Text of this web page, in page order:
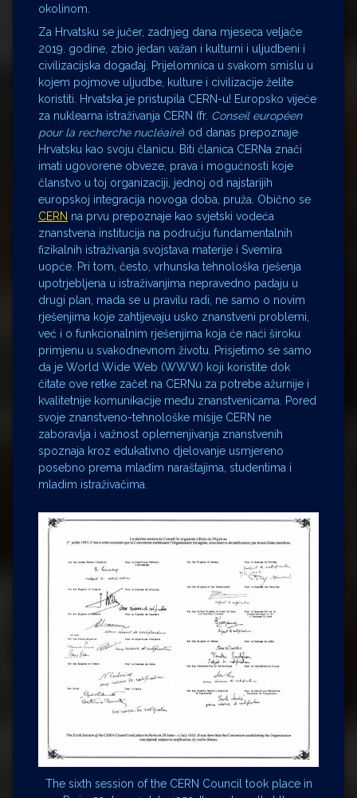
okolinom.
Za Hrvatsku se jučer, zadnjeg dana mjeseca veljače
2019. godine, zbio jedan važan i kulturni i uljudbeni i
civilizacijska događaj. Prijelomnica u svakom smislu u
kojem pojmove uljudbe, kulture i civilizacije želite
koristiti. Hrvatska je pristupila CERN-u! Europsko vijeće
za nuklearna istraživanja CERN (fr. Conseil européen
pour la recherche nucléaire) od danas prepoznaje
Hrvatsku kao svoju članicu. Biti članica CERNa znači
imati ugovorene obveze, prava i mogućnosti koje
članstvo u toj organizaciji, jednoj od najstarijih
europskoj integracija novoga doba, pruža. Obično se
CERN na prvu prepoznaje kao svjetski vodeća
znanstvena institucija na području fundamentalnih
fizikalnih istraživanja svojstava materije i Svemira
uopće. Pri tom, često, vrhunska tehnološka rješenja
upotrjebljena u istraživanjima nepravedno padaju u
drugi plan, mada se u pravilu radi, ne samo o novim
rješenjima koje zahtijevaju usko znanstveni problemi,
već i o funkcionalnim rješenjima koja će naći široku
primjenu u svakodnevnom životu. Prisjetimo se samo
da je World Wide Web (WWW) koji koristite dok
čitate ove retke začet na CERNu za potrebe ažurnije i
kvalitetnije komunikacije među znanstvenicama. Pored
svoje znanstveno-tehnološke misije CERN ne
zaboravlja i važnost oplemenjivanja znanstvenih
spoznaja kroz edukativno djelovanje usmjereno
posebno prema mlađim naraštajima, studentima i
mladim istraživačima.
The sixth session of the CERN Council took place in